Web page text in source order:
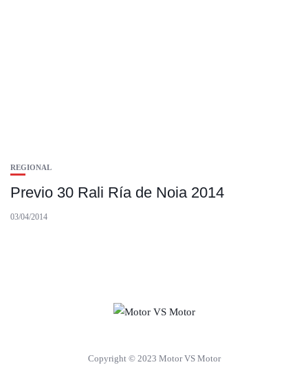
REGIONAL
Previo 30 Rali Ría de Noia 2014
03/04/2014
Copyright © 2023 Motor VS Motor